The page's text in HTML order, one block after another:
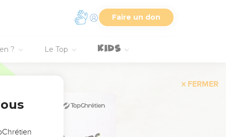
Faire un don
? Le Top
FERMER